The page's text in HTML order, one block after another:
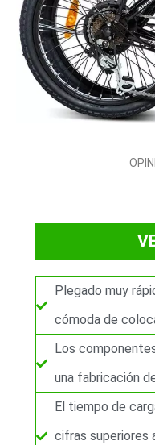
Plegado muy
cómoda de
Los
una fabricación
El tiempo de
cifras superiores